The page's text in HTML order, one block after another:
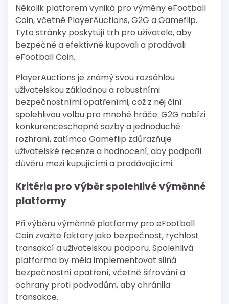
Několik platforem vyniká pro výměny eFootball
Coin, včetně PlayerAuctions, G2G a Gameflip.
Tyto stránky poskytují trh pro uživatele, aby
bezpečně a efektivně kupovali a prodávali
eFootball Coin.
PlayerAuctions je známý svou rozsáhlou
uživatelskou základnou a robustními
bezpečnostními opatřeními, což z něj činí
spolehlivou volbu pro mnohé hráče. G2G nabízí
konkurenceschopné sazby a jednoduché
rozhraní, zatímco Gameflip zdůrazňuje
uživatelské recenze a hodnocení, aby podpořil
důvěru mezi kupujícími a prodávajícími.
Kritéria pro výběr spolehlivé výměnné
platformy
Při výběru výměnné platformy pro eFootball
Coin zvažte faktory jako bezpečnost, rychlost
transakcí a uživatelskou podporu. Spolehlivá
platforma by měla implementovat silná
bezpečnostní opatření, včetně šifrování a
ochrany proti podvodům, aby chránila
transakce.